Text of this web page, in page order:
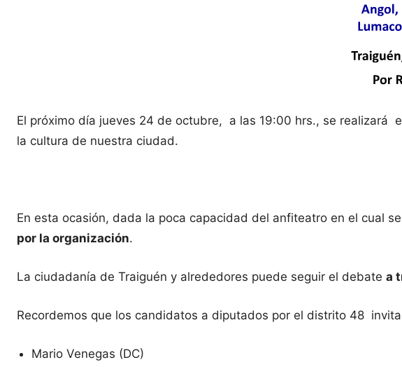
El próximo día jueves 24 de octubre, a las 19:00 hrs., se
la cultura de nuestra ciudad.
En esta ocasión, dada la poca capacidad del anfiteatro en el cual
por la organización.
La ciudadanía de Traiguén y alrededores puede seguir el debate a
Recordemos que los candidatos a diputados por el distrito 48
Mario Venegas (DC)